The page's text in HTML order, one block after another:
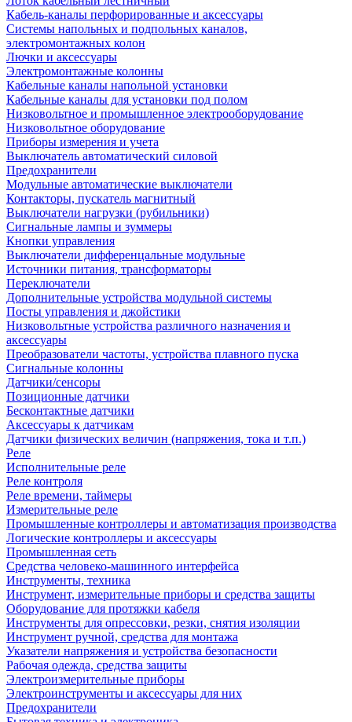
Кабель-каналы перфорированные и аксессуары
Системы напольных и подпольных каналов,
электромонтажных колон
Лючки и аксессуары
Электромонтажные колонны
Кабельные каналы напольной установки
Кабельные каналы для установки под полом
Низковольтное и промышленное электрооборудование
Низковольтное оборудование
Приборы измерения и учета
Выключатель автоматический силовой
Предохранители
Модульные автоматические выключатели
Контакторы, пускатель магнитный
Выключатели нагрузки (рубильники)
Сигнальные лампы и зуммеры
Кнопки управления
Выключатели дифференцальные модульные
Источники питания, трансформаторы
Переключатели
Дополнительные устройства модульной системы
Посты управления и джойстики
Низковольтные устройства различного назначения и
аксессуары
Преобразователи частоты, устройства плавного пуска
Сигнальные колонны
Датчики/сенсоры
Позиционные датчики
Бесконтактные датчики
Аксессуары к датчикам
Датчики физических величин (напряжения, тока и т.п.)
Реле
Исполнительные реле
Реле контроля
Реле времени, таймеры
Измерительные реле
Промышленные контроллеры и автоматизация производства
Логические контроллеры и аксессуары
Промышленная сеть
Средства человеко-машинного интерфейса
Инструменты, техника
Инструмент, измерительные приборы и средства защиты
Оборудование для протяжки кабеля
Инструменты для опрессовки, резки, снятия изоляции
Инструмент ручной, средства для монтажа
Указатели напряжения и устройства безопасности
Рабочая одежда, средства защиты
Электроизмерительные приборы
Электроинструменты и аксессуары для них
Предохранители